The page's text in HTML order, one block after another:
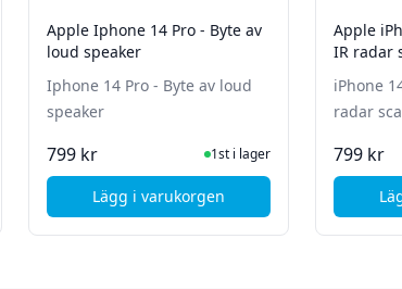
, Apple iPhone 14 Pro - Org LCD Plus - Skärm och Glasbyte
Apple Iphone 14 Pro - Byte av
loud speaker
Iphone 14 Pro - Byte av loud
speaker
799 kr I Lager1st i lager
Lägg i varukorgen, Apple Iphone 14 Pro - Byte av
Apple
IR radar
iPhone
radar
799 kr